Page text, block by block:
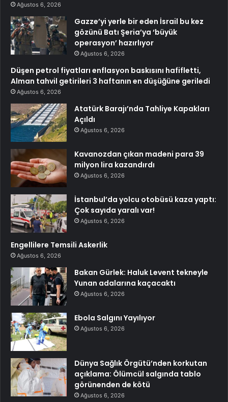
Ağustos 6, 2026
Gazze’yi yerle bir eden İsrail bu kez
gözünü Batı Şeria’ya ‘büyük
operasyon’ hazırlıyor
Ağustos 6, 2026
Düşen petrol fiyatları enflasyon baskısını hafifletti,
Alman tahvil getirileri 3 haftanın en düşüğüne geriledi
Ağustos 6, 2026
Atatürk Barajı’nda Tahliye Kapakları
Açıldı
Ağustos 6, 2026
Kavanozdan çıkan madeni para 39
milyon lira kazandırdı
Ağustos 6, 2026
İstanbul’da yolcu otobüsü kaza yaptı:
Çok sayıda yaralı var!
Ağustos 6, 2026
Engellilere Temsili Askerlik
Ağustos 6, 2026
Bakan Gürlek: Haluk Levent tekneyle
Yunan adalarına kaçacaktı
Ağustos 6, 2026
Ebola Salgını Yayılıyor
Ağustos 6, 2026
Dünya Sağlık Örgütü’nden korkutan
açıklama: Ölümcül salgında tablo
görünenden de kötü
Ağustos 6, 2026